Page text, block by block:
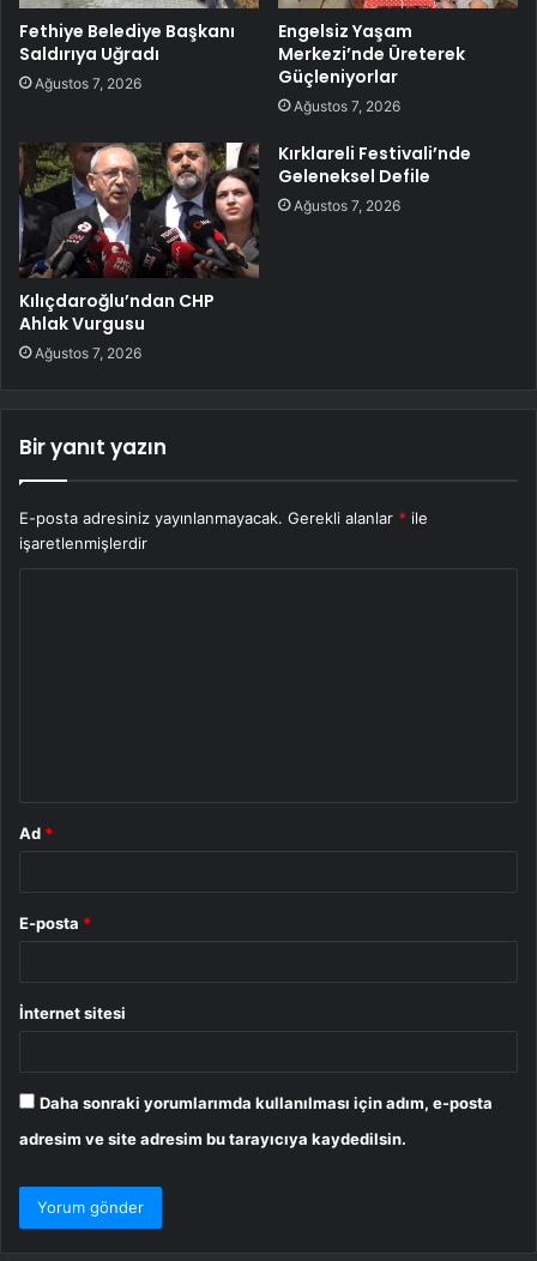
Fethiye Belediye Başkanı
Saldırıya Uğradı
Ağustos 7, 2026
Engelsiz Yaşam
Merkezi’nde Üreterek
Güçleniyorlar
Ağustos 7, 2026
Kılıçdaroğlu’ndan CHP
Ahlak Vurgusu
Ağustos 7, 2026
Kırklareli Festivali’nde
Geleneksel Defile
Ağustos 7, 2026
Bir yanıt yazın
E-posta adresiniz yayınlanmayacak. Gerekli alanlar * ile
işaretlenmişlerdir
Ad *
E-posta *
İnternet sitesi
Daha sonraki yorumlarımda kullanılması için adım, e-posta
adresim ve site adresim bu tarayıcıya kaydedilsin.